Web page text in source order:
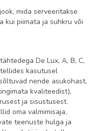
mida serveeritakse
kui piimata ja suhkru või
De Lux, A, B, C,
kasutusel
nende asukohast,
kvaliteedist),
ja sisustusest.
oma valmimisaja,
teenuste hulga ja